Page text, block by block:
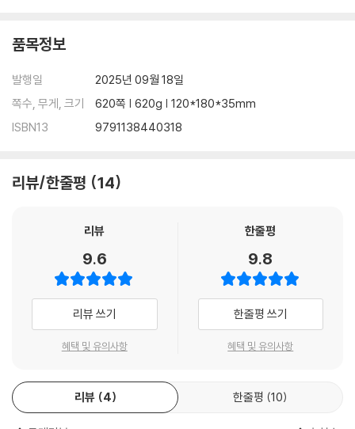
품목정보
발행일
2025년 09월 18일
쪽수, 무게, 크기
620쪽 | 620g | 120*180*35mm
ISBN13
9791138440318
리뷰/한줄평 14
리뷰
9.6
리뷰 쓰기
혜택 및 유의사항
한줄평
9.8
한줄평 쓰기
혜택 및 유의사항
리뷰 4 한줄평 10